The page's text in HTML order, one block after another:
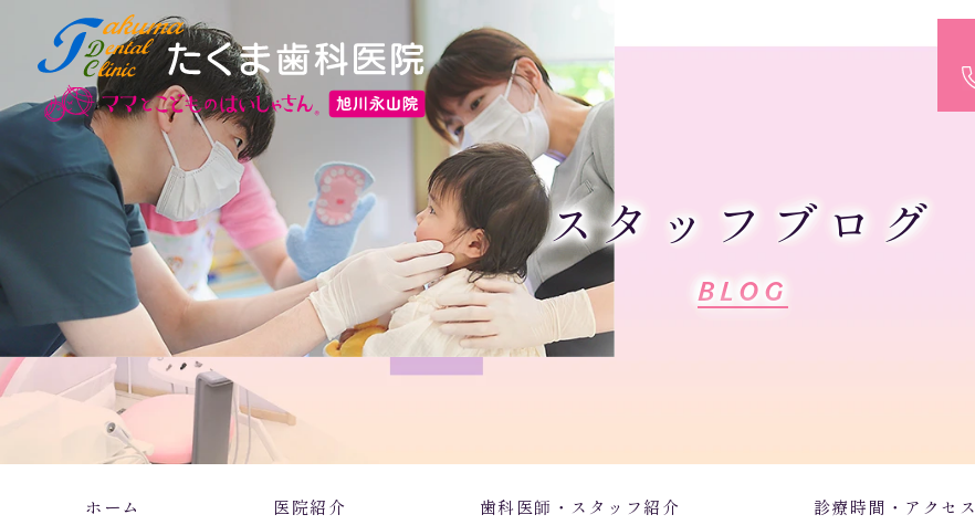
スタッフブログ
BLOG
ホーム 医院紹介 歯科医師・スタッフ紹介 診療時間・アクセス